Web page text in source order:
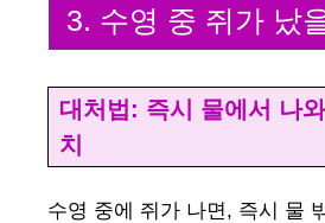
3. 수영 중 쥐가 났
대처법: 즉시 물에서 나
치
수영 중에 쥐가 나면, 즉시 물